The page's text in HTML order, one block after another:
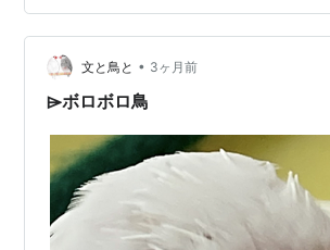
姿や鳴き声は人の心を健康にする】これ
の題名ですが、私が文鳥さんと暮らして
ける内容でした。今まで、この子にどれ
かわかりません。 いつも寝る前には「今
文と鳥と • 3ヶ月前
⌲ボロボロ鳥